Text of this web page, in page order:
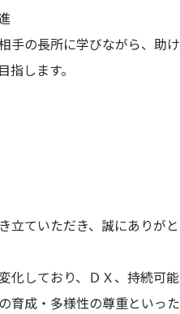
手の長所に学びながら、助け
します。
立ていただき、誠にありがと
化しており、ＤＸ、持続可能
育成・多様性の尊重といった